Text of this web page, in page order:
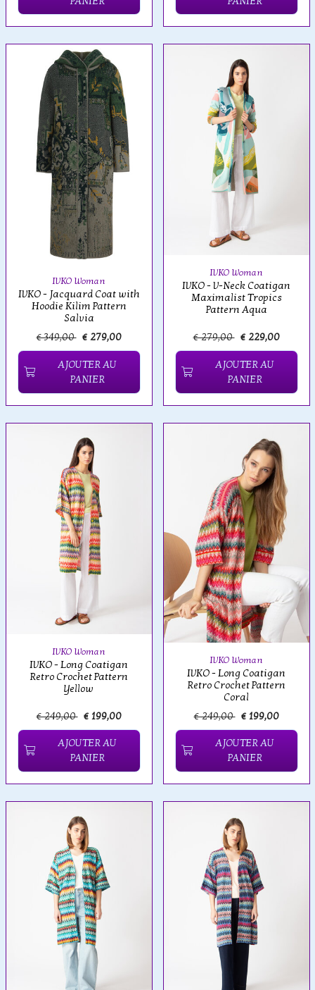
IVKO Woman
IVKO - Jacquard Coat with
Hoodie Kilim Pattern
Salvia
€ 349,00 € 279,00
AJOUTER AU
PANIER
IVKO Woman
IVKO - V-Neck Coatigan
Maximalist Tropics
Pattern Aqua
€ 279,00 € 229,00
AJOUTER AU
PANIER
IVKO Woman
IVKO - Long Coatigan
Retro Crochet Pattern
Yellow
€ 249,00 € 199,00
AJOUTER AU
PANIER
IVKO Woman
IVKO - Long Coatigan
Retro Crochet Pattern
Coral
€ 249,00 € 199,00
AJOUTER AU
PANIER